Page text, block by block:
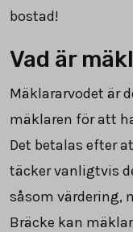
bostad!
Vad är
Mäklararvodet är
mäklaren för att
Det betalas efter
täcker vanligtvis
såsom värdering,
Bräcke kan